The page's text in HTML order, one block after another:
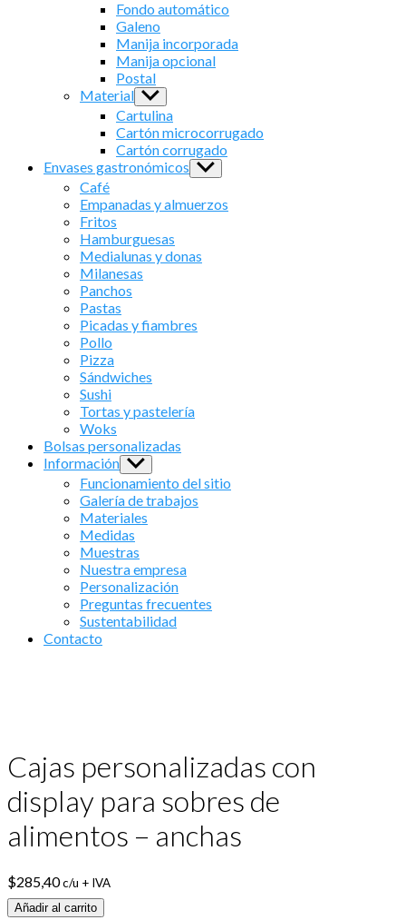
Fondo automático
Galeno
Manija incorporada
Manija opcional
Postal
Material Show
sub
menu
Cartulina
Cartón microcorrugado
Cartón corrugado
Envases gastronómicos Show
sub
Café
Empanadas y almuerzos
Fritos
Hamburguesas
Medialunas y donas
Milanesas
Panchos
Pastas
Picadas y fiambres
Pollo
Pizza
Sándwiches
Sushi
Tortas y pastelería
Woks
Bolsas personalizadas
Información Show
sub
menu
Funcionamiento del sitio
Galería de trabajos
Materiales
Medidas
Muestras
Nuestra empresa
Personalización
Preguntas frecuentes
Sustentabilidad
Contacto
Cajas personalizadas con
display para sobres de
alimentos – anchas
$285,40c/u + IVA
Añadir al carrito